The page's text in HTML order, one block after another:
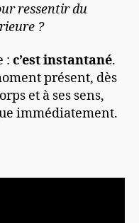
ressentir du
?
: c’est instantané.
présent, dès
et à ses sens,
immédiatement.